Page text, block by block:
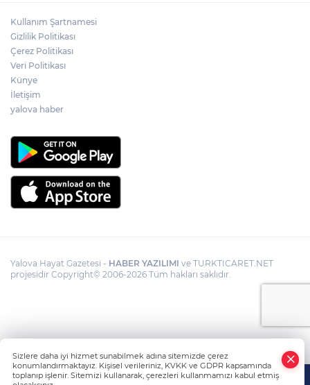
Kullanım Şartnamesi
Gizlilik Politikası
Çerez Politikası
Veri Politikası
Künye
İletişim
yalova haber
Yalova Hayat Gazetesi - HABER YAZILIMI ve TURKTICARET.NET
projesidir Copyright© 2006-2026 Tüm hakları saklıdır.
Sizlere daha iyi hizmet sunabilmek adına sitemizde çerez
konumlandırmaktayız. Kişisel verileriniz, KVKK ve GDPR kapsamında
toplanıp işlenir. Sitemizi kullanarak, çerezleri kullanmamızı kabul etmiş